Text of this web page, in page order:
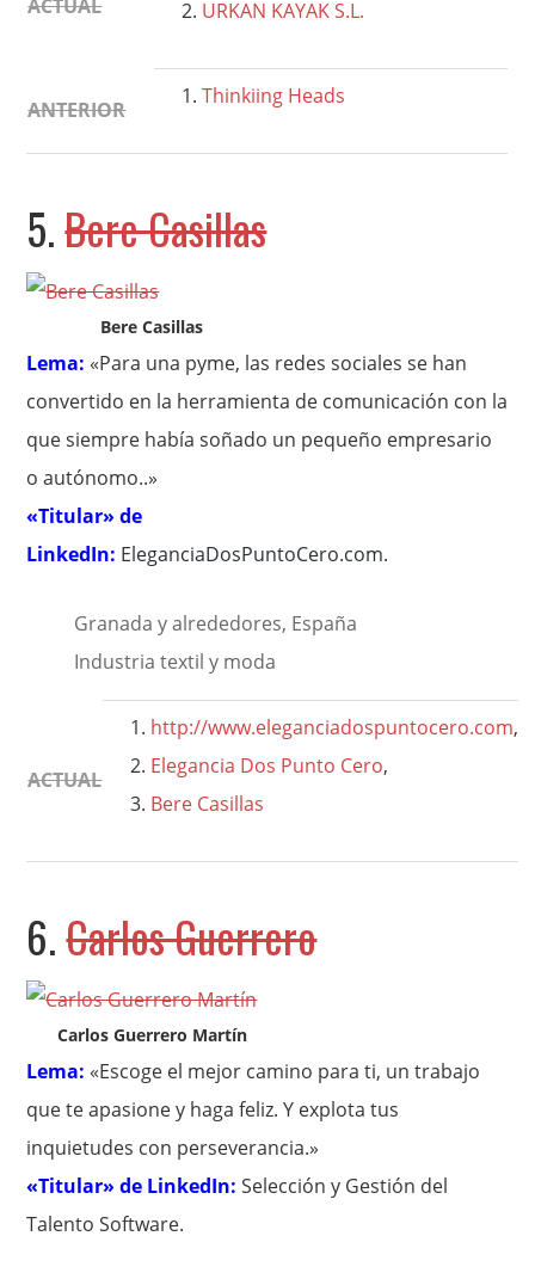
ACTUAL
URKAN KAYAK S.L.
ANTERIOR
Thinkiing Heads
5.Bere Casillas
Bere Casillas
Lema: «Para una pyme, las redes sociales se han
convertido en la herramienta de comunicación con la
que siempre había soñado un pequeño empresario
o autónomo..»
«Titular» de
LinkedIn: EleganciaDosPuntoCero.com.
Granada y alrededores, España
Industria textil y moda
ACTUAL
http://www.eleganciadospuntocero.com,
Elegancia Dos Punto Cero,
Bere Casillas
6.Carlos Guerrero
Carlos Guerrero Martín
Lema: «Escoge el mejor camino para ti, un trabajo
que te apasione y haga feliz. Y explota tus
inquietudes con perseverancia.»
«Titular» de LinkedIn:Selección y Gestión del
Talento Software.